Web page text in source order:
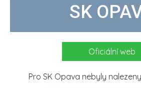
SK
Oficiální web
Pro SK Opava nebyly